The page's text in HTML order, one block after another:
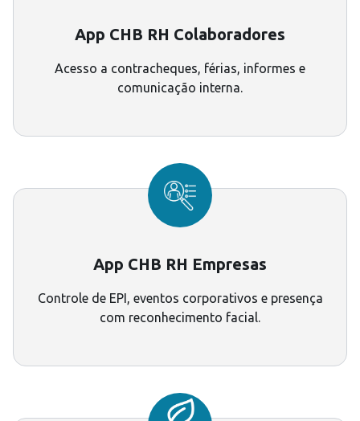
App CHB RH Colaboradores
Acesso a contracheques, férias, informes e
comunicação interna.
App CHB RH Empresas
Controle de EPI, eventos corporativos e presença
com reconhecimento facial.